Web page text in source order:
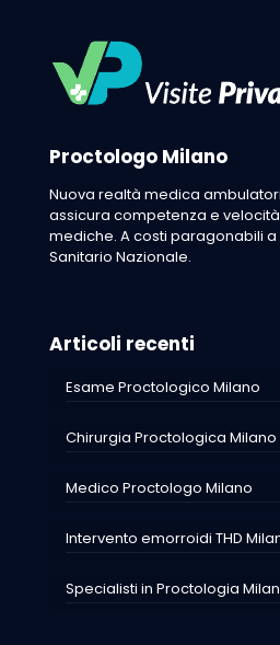
Proctologo Milano
Nuova realtà medica
assicura competenza e
mediche. A costi paragonabili a
Sanitario Nazionale.
Articoli recenti
Esame Proctologico Milano
Chirurgia Proctologica Milano
Medico Proctologo Milano
Intervento emorroidi THD
Specialisti in Proctologia